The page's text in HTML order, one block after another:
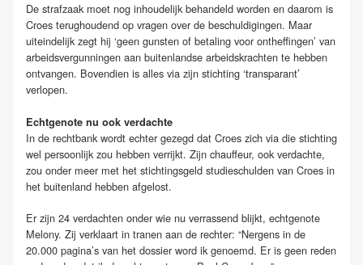
De strafzaak moet nog inhoudelijk behandeld worden en daarom is
Croes terughoudend op vragen over de beschuldigingen. Maar
uiteindelijk zegt hij ‘geen gunsten of betaling voor ontheffingen’ van
arbeidsvergunningen aan buitenlandse arbeidskrachten te hebben
ontvangen. Bovendien is alles via zijn stichting ‘transparant’
verlopen.
Echtgenote nu ook verdachte
In de rechtbank wordt echter gezegd dat Croes zich via die stichting
wel persoonlijk zou hebben verrijkt. Zijn chauffeur, ook verdachte,
zou onder meer met het stichtingsgeld studieschulden van Croes in
het buitenland hebben afgelost.
Er zijn 24 verdachten onder wie nu verrassend blijkt, echtgenote
Melony. Zij verklaart in tranen aan de rechter: “Nergens in de
20.000 pagina’s van het dossier word ik genoemd. Er is geen reden